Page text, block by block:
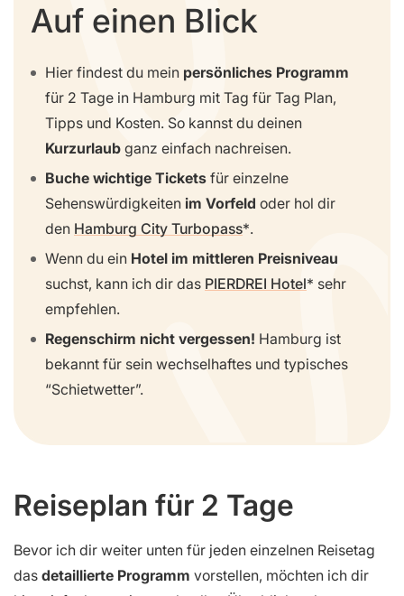
Auf einen Blick
Hier findest du mein persönliches Programm
für 2 Tage in Hamburg mit Tag für Tag Plan,
Tipps und Kosten. So kannst du deinen
Kurzurlaub ganz einfach nachreisen.
Buche wichtige Tickets für einzelne
Sehenswürdigkeiten im Vorfeld oder hol dir
den Hamburg City Turbopass .
Wenn du ein Hotel im mittleren Preisniveau
suchst, kann ich dir das PIERDREI Hotel
sehr
empfehlen.
Regenschirm nicht vergessen! Hamburg ist
bekannt für sein wechselhaftes und typisches
“Schietwetter”.
Reiseplan für 2 Tage
Bevor ich dir weiter unten für jeden einzelnen Reisetag
das detaillierte Programm vorstellen, möchten ich dir